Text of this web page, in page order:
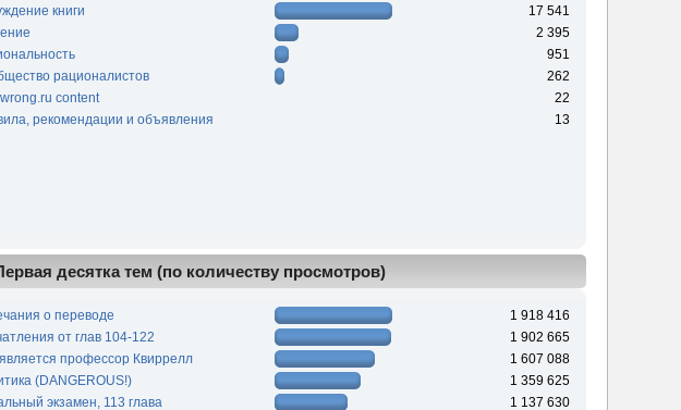
книги
17 541
2 395
951
рационалистов
262
content
22
рекомендации и объявления
13
десятка тем (по количеству просмотров)
о переводе
1 918 416
от глав 104-122
1 902 665
профессор Квиррелл
1 607 088
(DANGEROUS!)
1 359 625
экзамен, 113 глава
1 137 630